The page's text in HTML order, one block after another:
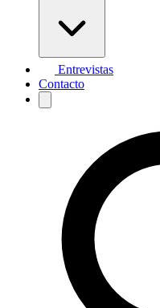
Entrevistas
Contacto